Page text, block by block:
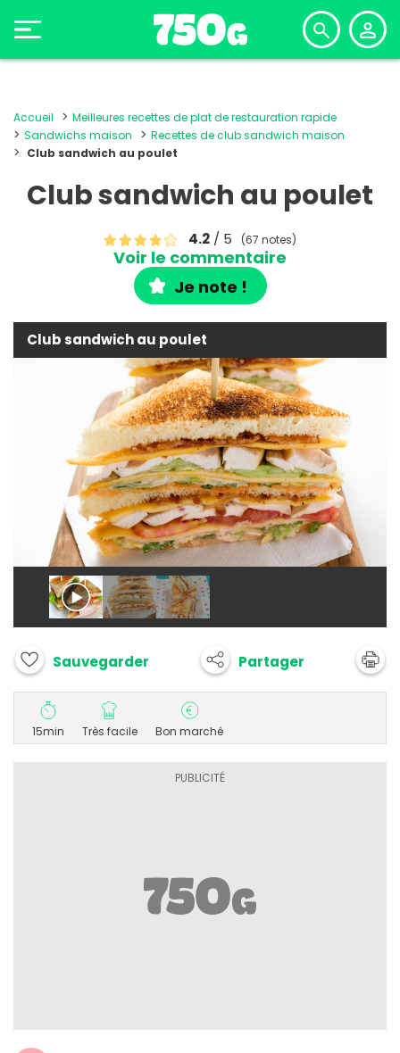
Accueil
Meilleures recettes de plat de restauration rapide
Sandwichs maison
Recettes de club sandwich maison
Club sandwich au poulet
Club sandwich au poulet
4.2 / 5 (67 notes)
Voir le commentaire
Je note !
Club sandwich au poulet
Sauvegarder Partager
15min Très facile Bon marché